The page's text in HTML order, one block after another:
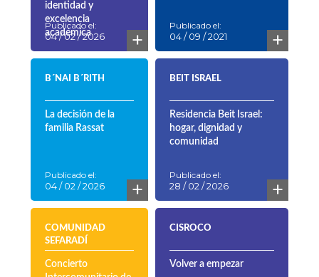
identidad y
excelencia
académica
Publicado el:
04 / 02 / 2026 +
Publicado el:
04 / 09 / 2021 +
B´NAI B´RITH
La decisión de la
familia Rassat
Publicado el:
04 / 02 / 2026 +
BEIT ISRAEL
Residencia Beit Israel:
hogar, dignidad y
comunidad
Publicado el:
28 / 02 / 2026 +
COMUNIDAD
SEFARADÍ
Concierto
CISROCO
Volver a empezar